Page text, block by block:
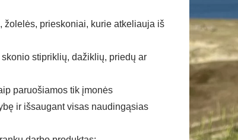
prieskoniai, kurie atkeliauja iš
stipriklių, dažiklių, priedų ar
paruošiamos tik įmonės
ir išsaugant visas naudingąsias